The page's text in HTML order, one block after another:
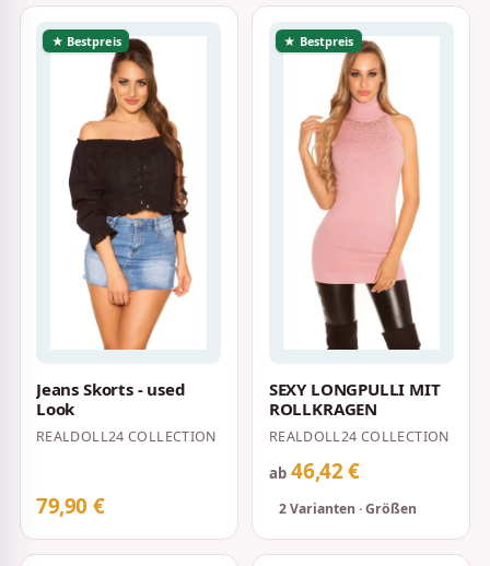
★ Bestpreis
Jeans Skorts - used
Look
REALDOLL24 COLLECTION
79,90 €
★ Bestpreis
SEXY LONGPULLI MIT
ROLLKRAGEN
REALDOLL24 COLLECTION
ab46,42 €
2 Varianten · Größen